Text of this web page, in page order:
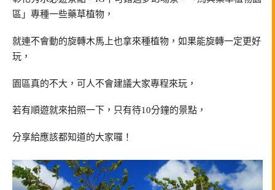
區」專種一些藥草植物，
就連不會動的旋轉木馬上也拿來種植物，如果能旋轉一定更好
玩，
園區真的不大，可人不會建議大家專程來玩，
若有順遊就來拍照一下，只有待10分鐘的景點，
分享給應該都知道的大家囉！